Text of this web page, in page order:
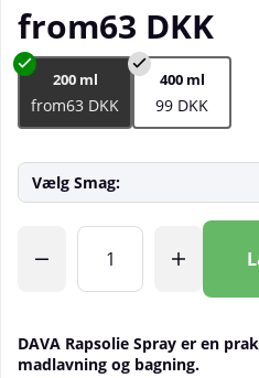
from63 DKK
200 ml
from63 DKK
400 ml
99 DKK
Vælg Smag:
DAVA Rapsolie Spray er en
madlavning og bagning.